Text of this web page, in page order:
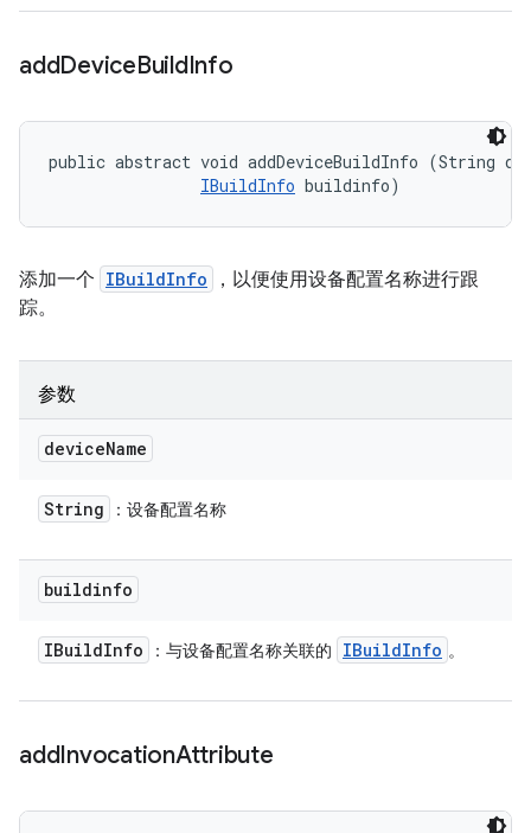
addDeviceBuildInfo
public abstract void addDeviceBuildInfo (String
IBuildInfo buildinfo)
添加一个 IBuildInfo
，以便使用设备配置名称进行跟
踪。
参数
deviceName
String ：设备配置名称
buildinfo
IBuildInfo ：与设备配置名称关联的 IBuildInfo 。
addInvocationAttribute